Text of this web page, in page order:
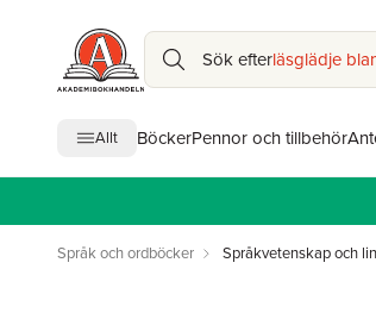
Sök efterläsglädje
Allt BöckerPennor och tillbehör
Språk och ordböcker Språkvetenskap och